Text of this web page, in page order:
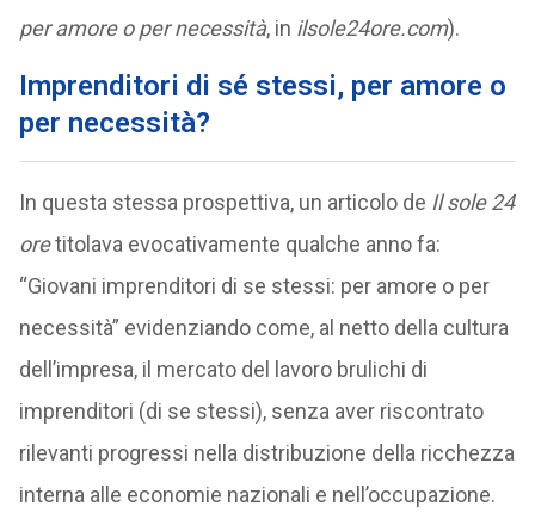
per amore o per necessità, in ilsole24ore.com).
Imprenditori di sé stessi, per amore o
per necessità?
In questa stessa prospettiva, un articolo de Il sole 24
oretitolava evocativamente qualche anno fa:
“Giovani imprenditori di se stessi: per amore o per
necessità” evidenziando come, al netto della cultura
dell’impresa, il mercato del lavoro brulichi di
imprenditori (di se stessi), senza aver riscontrato
rilevanti progressi nella distribuzione della ricchezza
interna alle economie nazionali e nell’occupazione.